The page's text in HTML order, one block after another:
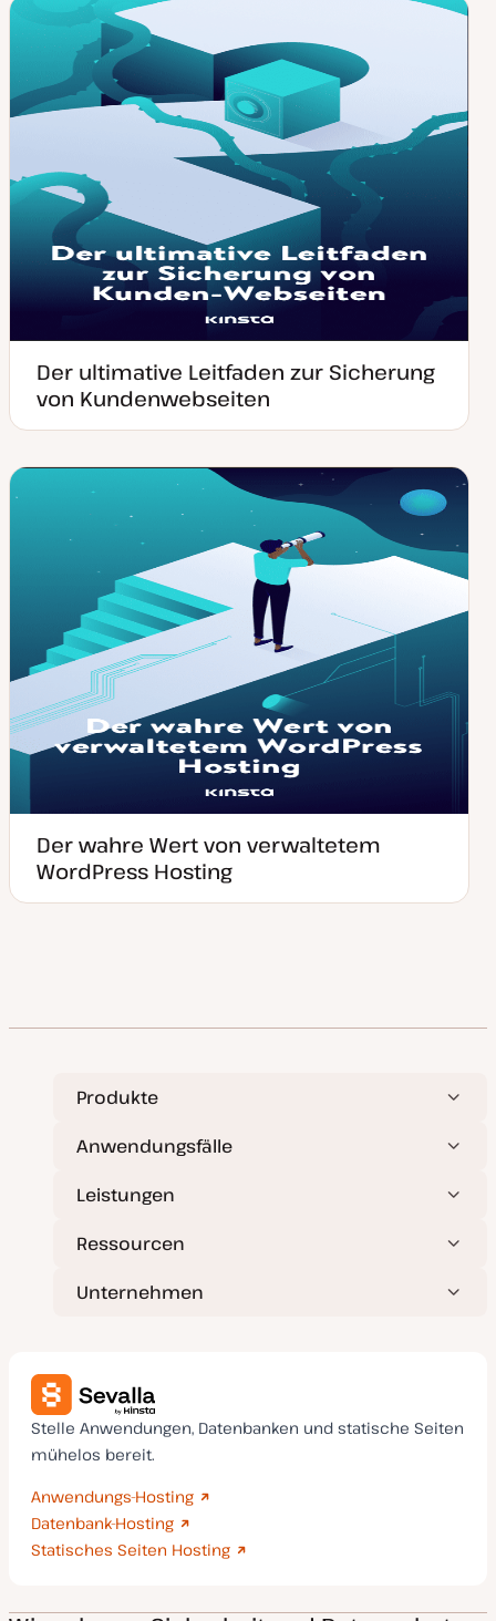
Der ultimative Leitfaden zur Sicherung
von Kundenwebseiten
Der wahre Wert von verwaltetem
WordPress Hosting
Produkte
Anwendungsfälle
Leistungen
Ressourcen
Unternehmen
Stelle Anwendungen, Datenbanken und statische Seiten
mühelos bereit.
Anwendungs-Hosting
Datenbank-Hosting
Statisches Seiten Hosting